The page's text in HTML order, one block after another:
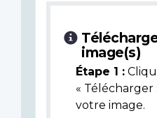
image(s)
Étape 1 :
«
votre image.